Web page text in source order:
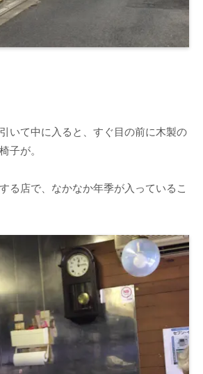
いて中に入ると、すぐ目の前に木製の
子が。
る店で、なかなか年季が入っているこ